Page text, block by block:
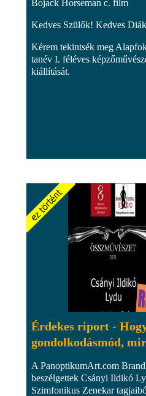
Bojack Horseman c. film
Kedves Szülők! Kedves
Kérem tekintsék meg
tanév I. féléves
kiállítását.
Érdekes riport -
gondolkodásmód,
A PanoptikumArt.com
beszélgettek Csányi Ildikó
Szimfonikus Zenekar